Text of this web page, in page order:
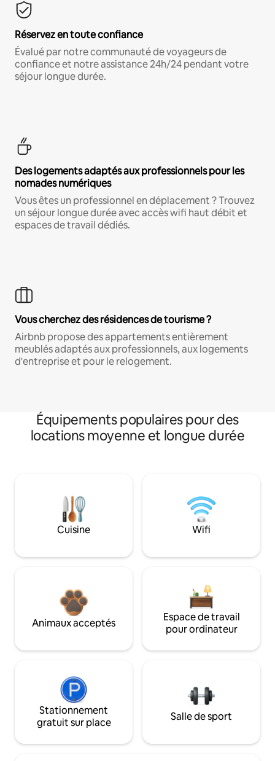
Réservez en toute confiance
Évalué par notre communauté de voyageurs de
confiance et notre assistance 24h/24 pendant votre
séjour longue durée.
Des logements adaptés aux professionnels pour les
nomades numériques
Vous êtes un professionnel en déplacement ? Trouvez
un séjour longue durée avec accès wifi haut débit et
espaces de travail dédiés.
Vous cherchez des résidences de tourisme ?
Airbnb propose des appartements entièrement
meublés adaptés aux professionnels, aux logements
d'entreprise et pour le relogement.
Équipements populaires pour des
locations moyenne et longue durée
Cuisine Wifi
Animaux acceptés
Espace de travail
pour ordinateur
Stationnement
gratuit sur place
Salle de sport